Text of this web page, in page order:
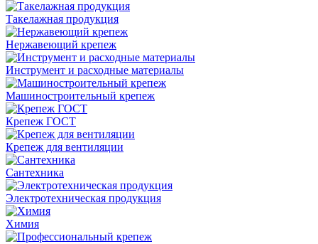
Такелажная продукция
Нержавеющий крепеж
Инструмент и расходные материалы
Машиностроительный крепеж
Крепеж ГОСТ
Крепеж для вентиляции
Сантехника
Электротехническая продукция
Химия